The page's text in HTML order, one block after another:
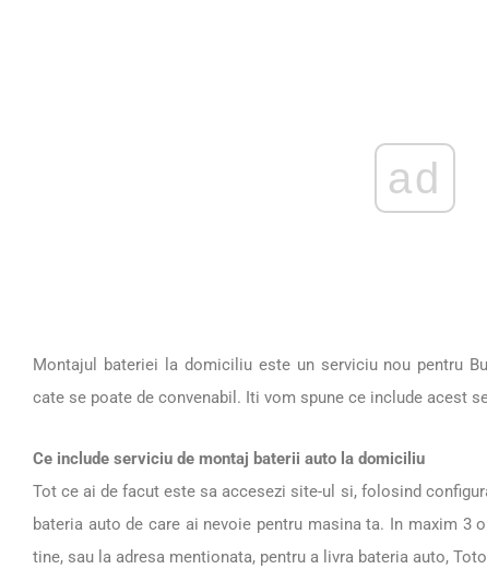
ad
Montajul bateriei la domiciliu este un serviciu nou pentru
cate se poate de convenabil. Iti vom spune ce include acest
Ce include serviciu de montaj baterii auto la domiciliu
Tot ce ai de facut este sa accesezi site-ul si, folosind
bateria auto de care ai nevoie pentru masina ta. In maxim 3
tine, sau la adresa mentionata, pentru a livra bateria auto,